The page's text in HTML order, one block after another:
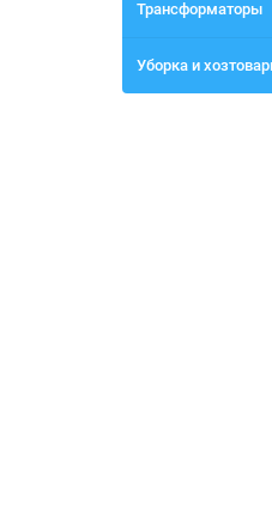
Трансформаторы
Уборка и